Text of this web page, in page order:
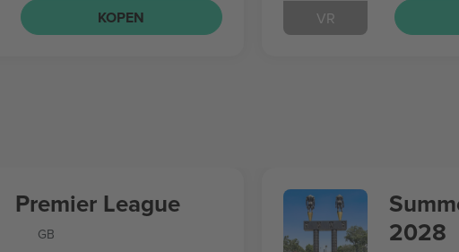
KOPEN VR
Premier League
GB
2028